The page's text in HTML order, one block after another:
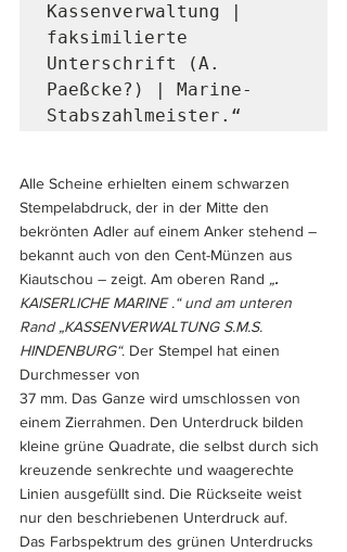
Kassenverwaltung |
faksimilierte
Unterschrift (A.
Paeßcke?) | Marine-
Alle Scheine erhielten einem schwarzen
Stempelabdruck, der in der Mitte den
bekrönten Adler auf einem Anker stehend –
bekannt auch von den Cent-Münzen aus
Kiautschou – zeigt. Am oberen Rand „.
KAISERLICHE MARINE .“ und am unteren
Rand „KASSENVERWALTUNG S.M.S.
HINDENBURG“. Der Stempel hat einen
Durchmesser von
37 mm. Das Ganze wird umschlossen von
einem Zierrahmen. Den Unterdruck bilden
kleine grüne Quadrate, die selbst durch sich
kreuzende senkrechte und waagerechte
Linien ausgefüllt sind. Die Rückseite weist
nur den beschriebenen Unterdruck auf.
Das Farbspektrum des grünen Unterdrucks